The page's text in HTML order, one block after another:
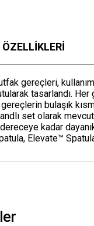
ÖZELLIKLERI
gereçleri, kullanım
tasarlandı.
bulaşık
set olarak
kadar
Elevate™